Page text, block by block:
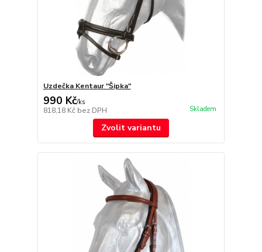
Uzdečka Kentaur "Šipka"
990 Kč/ks
818,18 Kč bez DPH Skladem
Zvolit variantu